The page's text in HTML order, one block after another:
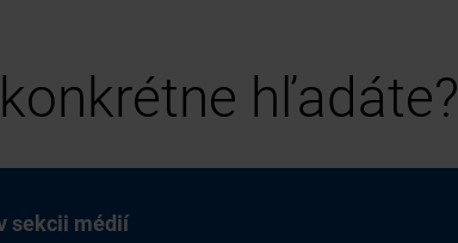
hľadáte?
sekcii médií